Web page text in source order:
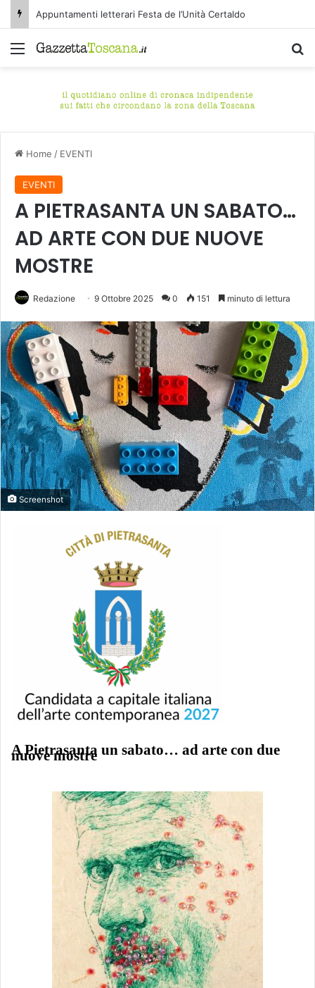
Appuntamenti letterari Festa de l’Unità Certaldo
Menu
Home / EVENTI
EVENTI
A PIETRASANTA UN SABATO…
AD ARTE CON DUE NUOVE
MOSTRE
Redazione 9 Ottobre 2025 0 151 minuto di lettura
Screenshot
A Pietrasanta un sabato… ad arte con due
nuove mostre